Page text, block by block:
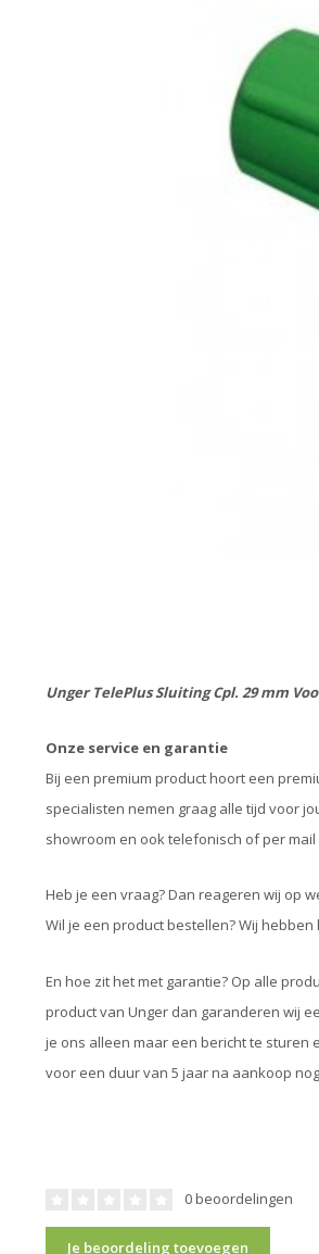
Unger TelePlus Sluiting Cpl. 29 mm
Onze service en garantie
Bij een premium product hoort een
specialisten nemen graag alle tijd voor
showroom en ook telefonisch of per
Heb je een vraag? Dan reageren wij op
Wil je een product bestellen? Wij
En hoe zit het met garantie? Op alle
product van Unger dan garanderen wij
je ons alleen maar een bericht te sturen
voor een duur van 5 jaar na aankoop
0 beoordelingen
Je beoordeling toevoegen